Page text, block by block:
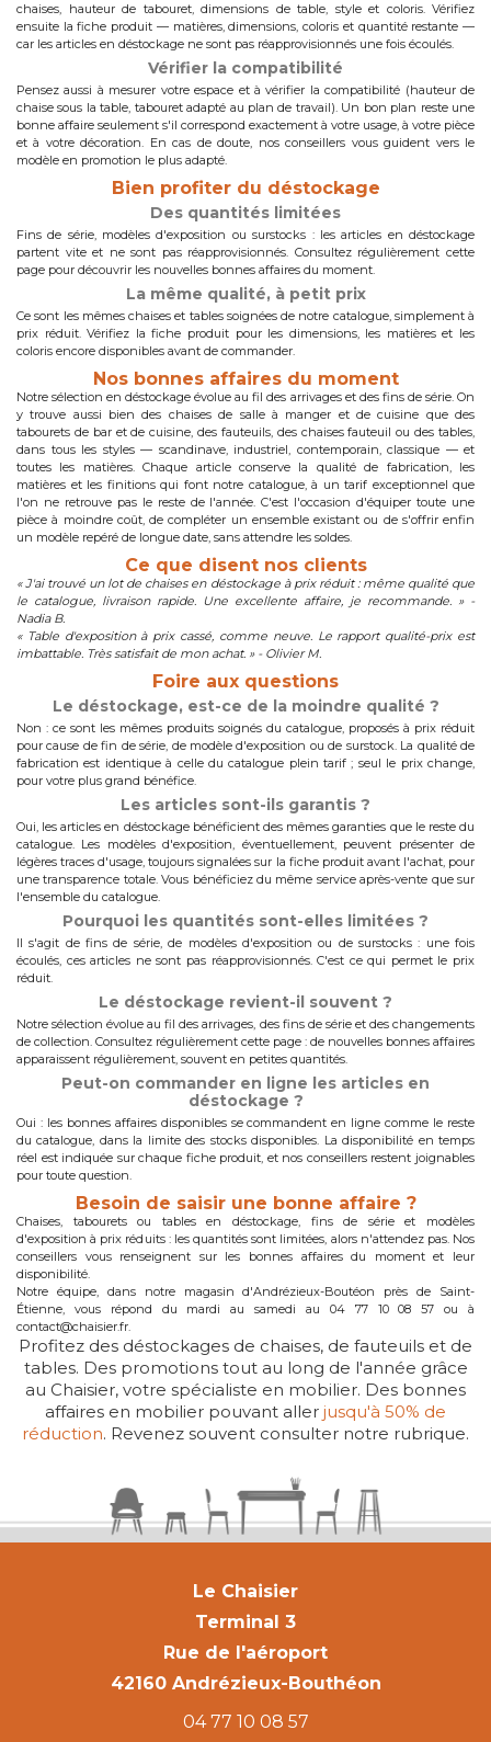
chaises, hauteur de tabouret, dimensions de table, style et coloris. Vérifiez
ensuite la fiche produit — matières, dimensions, coloris et quantité restante —
car les articles en déstockage ne sont pas réapprovisionnés une fois écoulés.
Vérifier la compatibilité
Pensez aussi à mesurer votre espace et à vérifier la compatibilité (hauteur de
chaise sous la table, tabouret adapté au plan de travail). Un bon plan reste une
bonne affaire seulement s'il correspond exactement à votre usage, à votre pièce
et à votre décoration. En cas de doute, nos conseillers vous guident vers le
modèle en promotion le plus adapté.
Bien profiter du déstockage
Des quantités limitées
Fins de série, modèles d'exposition ou surstocks : les articles en déstockage
partent vite et ne sont pas réapprovisionnés. Consultez régulièrement cette
page pour découvrir les nouvelles bonnes affaires du moment.
La même qualité, à petit prix
Ce sont les mêmes chaises et tables soignées de notre catalogue, simplement à
prix réduit. Vérifiez la fiche produit pour les dimensions, les matières et les
coloris encore disponibles avant de commander.
Nos bonnes affaires du moment
Notre sélection en déstockage évolue au fil des arrivages et des fins de série. On
y trouve aussi bien des chaises de salle à manger et de cuisine que des
tabourets de bar et de cuisine, des fauteuils, des chaises fauteuil ou des tables,
dans tous les styles — scandinave, industriel, contemporain, classique — et
toutes les matières. Chaque article conserve la qualité de fabrication, les
matières et les finitions qui font notre catalogue, à un tarif exceptionnel que
l'on ne retrouve pas le reste de l'année. C'est l'occasion d'équiper toute une
pièce à moindre coût, de compléter un ensemble existant ou de s'offrir enfin
un modèle repéré de longue date, sans attendre les soldes.
Ce que disent nos clients
« J'ai trouvé un lot de chaises en déstockage à prix réduit : même qualité que
le catalogue, livraison rapide. Une excellente affaire, je recommande. » -
Nadia B.
« Table d'exposition à prix cassé, comme neuve. Le rapport qualité-prix est
imbattable. Très satisfait de mon achat. » - Olivier M.
Foire aux questions
Le déstockage, est-ce de la moindre qualité ?
Non : ce sont les mêmes produits soignés du catalogue, proposés à prix réduit
pour cause de fin de série, de modèle d'exposition ou de surstock. La qualité de
fabrication est identique à celle du catalogue plein tarif ; seul le prix change,
pour votre plus grand bénéfice.
Les articles sont-ils garantis ?
Oui, les articles en déstockage bénéficient des mêmes garanties que le reste du
catalogue. Les modèles d'exposition, éventuellement, peuvent présenter de
légères traces d'usage, toujours signalées sur la fiche produit avant l'achat, pour
une transparence totale. Vous bénéficiez du même service après-vente que sur
l'ensemble du catalogue.
Pourquoi les quantités sont-elles limitées ?
Il s'agit de fins de série, de modèles d'exposition ou de surstocks : une fois
écoulés, ces articles ne sont pas réapprovisionnés. C'est ce qui permet le prix
réduit.
Le déstockage revient-il souvent ?
Notre sélection évolue au fil des arrivages, des fins de série et des changements
de collection. Consultez régulièrement cette page : de nouvelles bonnes affaires
apparaissent régulièrement, souvent en petites quantités.
Peut-on commander en ligne les articles en
déstockage ?
Oui : les bonnes affaires disponibles se commandent en ligne comme le reste
du catalogue, dans la limite des stocks disponibles. La disponibilité en temps
réel est indiquée sur chaque fiche produit, et nos conseillers restent joignables
pour toute question.
Besoin de saisir une bonne affaire ?
Chaises, tabourets ou tables en déstockage, fins de série et modèles
d'exposition à prix réduits : les quantités sont limitées, alors n'attendez pas. Nos
conseillers vous renseignent sur les bonnes affaires du moment et leur
disponibilité.
Notre équipe, dans notre magasin d'Andrézieux-Boutéon près de Saint-
Étienne, vous répond du mardi au samedi au 04 77 10 08 57 ou à
contact@chaisier.fr.
Profitez des déstockages de chaises, de fauteuils et de
tables. Des promotions tout au long de l'année grâce
au Chaisier, votre spécialiste en mobilier. Des bonnes
affaires en mobilier pouvant aller jusqu'à 50% de
réduction. Revenez souvent consulter notre rubrique.
Le Chaisier
Terminal 3
Rue de l'aéroport
42160 Andrézieux-Bouthéon
04 77 10 08 57